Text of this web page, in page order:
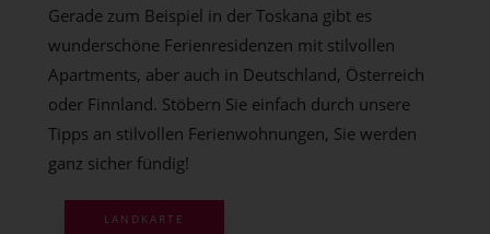
Gerade zum Beispiel in der Toskana gibt es
wunderschöne Ferienresidenzen mit stilvollen
Apartments, aber auch in Deutschland, Österreich
oder Finnland. Stöbern Sie einfach durch unsere
Tipps an stilvollen Ferienwohnungen, Sie werden
ganz sicher fündig!
LANDKARTE